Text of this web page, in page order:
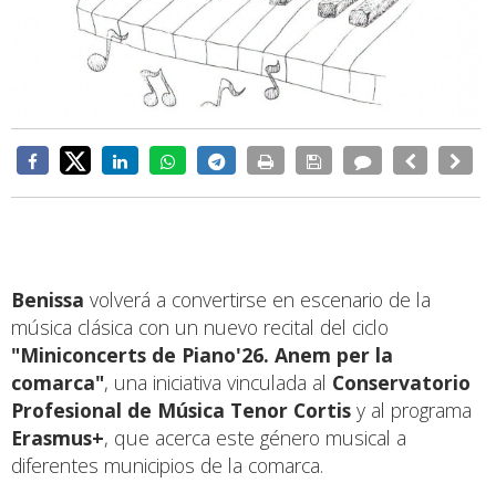
Benissa volverá a convertirse en escenario de la
música clásica con un nuevo recital del ciclo
"Miniconcerts de Piano'26. Anem per la
comarca", una iniciativa vinculada al Conservatorio
Profesional de Música Tenor Cortis y al programa
Erasmus+, que acerca este género musical a
diferentes municipios de la comarca.